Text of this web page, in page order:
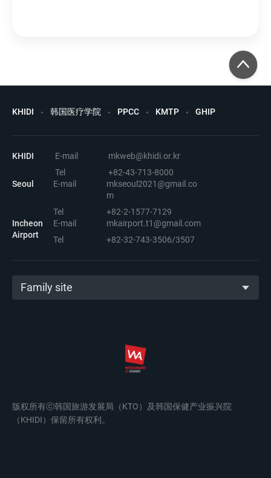
KHIDI 韩国医疗学院 PPCC KMTP GHIP
KHIDI E-mail
mkweb@khidi.or.kr
Tel
+82-43-713-8000
Seoul
E-mail
mkseoul2021@gmail.co
m
Tel
+82-2-1577-7129
Incheon
Airport
E-mail
mkairport.t1@gmail.com
Tel
+82-32-743-3506/3507
Family site
版权所有ⓒ韩国旅游发展局（KTO）及韩国保健产业振兴院
（KHIDI）保留所有权利。